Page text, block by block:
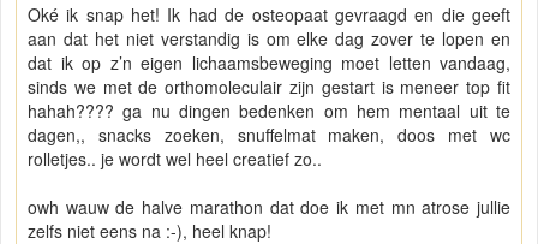
Oké ik snap het! Ik had de osteopaat gevraagd en die geeft
aan dat het niet verstandig is om elke dag zover te lopen en
dat ik op z’n eigen lichaamsbeweging moet letten vandaag,
sinds we met de orthomoleculair zijn gestart is meneer top fit
hahah???? ga nu dingen bedenken om hem mentaal uit te
dagen,, snacks zoeken, snuffelmat maken, doos met wc
rolletjes.. je wordt wel heel creatief zo..
owh wauw de halve marathon dat doe ik met mn atrose jullie
zelfs niet eens na :-), heel knap!